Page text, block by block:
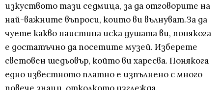
изкуството тази седмица, за да отговорите на
най-важните въпроси, които ви вълнуват.За да
чуете какво наистина иска душата ви, понякога
е достатъчно да посетите музей. Изберете
световен шедьовър, който ви харесва. Понякога
едно известното платно е изпълнено с много